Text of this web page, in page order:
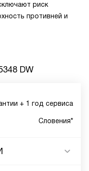
риск
противней и
DW
+ 1 год сервиса
Словения*